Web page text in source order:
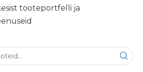
tooteportfelli ja